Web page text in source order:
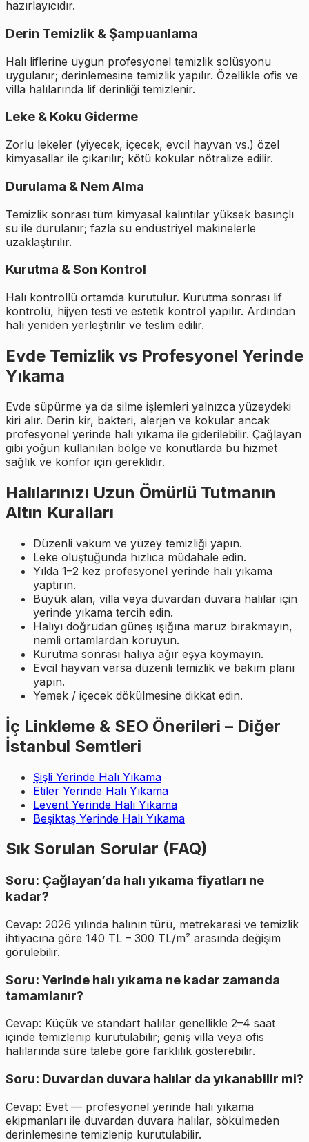
hazırlayıcıdır.
Derin Temizlik & Şampuanlama
Halı liflerine uygun profesyonel temizlik solüsyonu
uygulanır; derinlemesine temizlik yapılır. Özellikle ofis ve
villa halılarında lif derinliği temizlenir.
Leke & Koku Giderme
Zorlu lekeler (yiyecek, içecek, evcil hayvan vs.) özel
kimyasallar ile çıkarılır; kötü kokular nötralize edilir.
Durulama & Nem Alma
Temizlik sonrası tüm kimyasal kalıntılar yüksek basınçlı
su ile durulanır; fazla su endüstriyel makinelerle
uzaklaştırılır.
Kurutma & Son Kontrol
Halı kontrollü ortamda kurutulur. Kurutma sonrası lif
kontrolü, hijyen testi ve estetik kontrol yapılır. Ardından
halı yeniden yerleştirilir ve teslim edilir.
Evde Temizlik vs Profesyonel Yerinde
Yıkama
Evde süpürme ya da silme işlemleri yalnızca yüzeydeki
kiri alır. Derin kir, bakteri, alerjen ve kokular ancak
profesyonel yerinde halı yıkama ile giderilebilir. Çağlayan
gibi yoğun kullanılan bölge ve konutlarda bu hizmet
sağlık ve konfor için gereklidir.
Halılarınızı Uzun Ömürlü Tutmanın
Altın Kuralları
Düzenli vakum ve yüzey temizliği yapın.
Leke oluştuğunda hızlıca müdahale edin.
Yılda 1–2 kez profesyonel yerinde halı yıkama
yaptırın.
Büyük alan, villa veya duvardan duvara halılar için
yerinde yıkama tercih edin.
Halıyı doğrudan güneş ışığına maruz bırakmayın,
nemli ortamlardan koruyun.
Kurutma sonrası halıya ağır eşya koymayın.
Evcil hayvan varsa düzenli temizlik ve bakım planı
yapın.
Yemek / içecek dökülmesine dikkat edin.
İç Linkleme & SEO Önerileri – Diğer
İstanbul Semtleri
Şişli Yerinde Halı Yıkama
Etiler Yerinde Halı Yıkama
Levent Yerinde Halı Yıkama
Beşiktaş Yerinde Halı Yıkama
Sık Sorulan Sorular (FAQ)
Soru: Çağlayan’da halı yıkama fiyatları ne
kadar?
Cevap: 2026 yılında halının türü, metrekaresi ve temizlik
ihtiyacına göre 140 TL – 300 TL/m² arasında değişim
görülebilir.
Soru: Yerinde halı yıkama ne kadar zamanda
tamamlanır?
Cevap: Küçük ve standart halılar genellikle 2–4 saat
içinde temizlenip kurutulabilir; geniş villa veya ofis
halılarında süre talebe göre farklılık gösterebilir.
Soru: Duvardan duvara halılar da yıkanabilir mi?
Cevap: Evet — profesyonel yerinde halı yıkama
ekipmanları ile duvardan duvara halılar, sökülmeden
derinlemesine temizlenip kurutulabilir.